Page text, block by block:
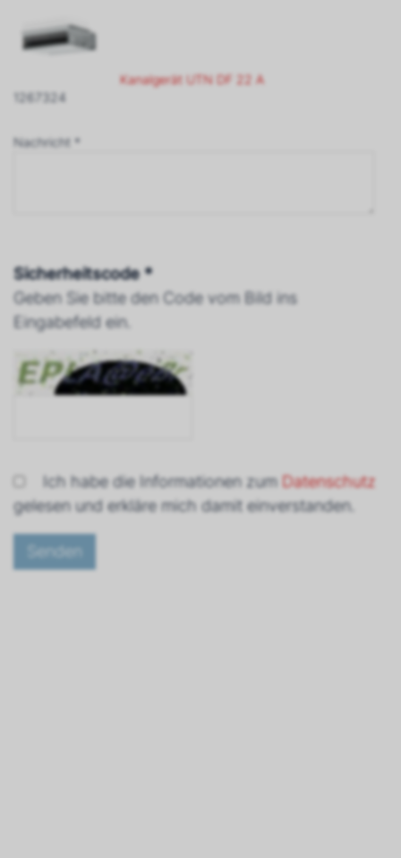
Kanalgerät UTN DF 22 A
1267324
Nachricht *
Sicherheitscode *
Geben Sie bitte den Code vom Bild ins
Eingabefeld ein.
Ich habe die Informationen zum Datenschutz
gelesen und erkläre mich damit einverstanden.